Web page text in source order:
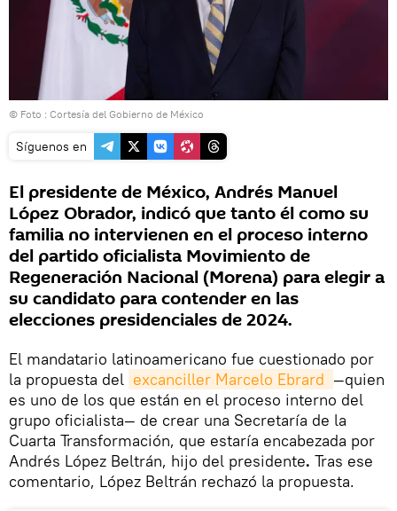
© Foto : Cortesía del Gobierno de México
Síguenos en
El presidente de México, Andrés Manuel
López Obrador, indicó que tanto él como su
familia no intervienen en el proceso interno
del partido oficialista Movimiento de
Regeneración Nacional (Morena) para elegir a
su candidato para contender en las
elecciones presidenciales de 2024.
El mandatario latinoamericano fue cuestionado por
la propuesta del excanciller Marcelo Ebrard —quien
es uno de los que están en el proceso interno del
grupo oficialista— de crear una Secretaría de la
Cuarta Transformación, que estaría encabezada por
Andrés López Beltrán, hijo del presidente. Tras ese
comentario, López Beltrán rechazó la propuesta.